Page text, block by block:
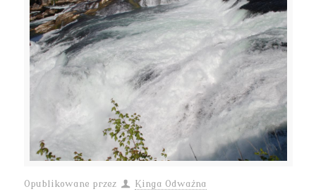
Opublikowane przez Kinga Odważna